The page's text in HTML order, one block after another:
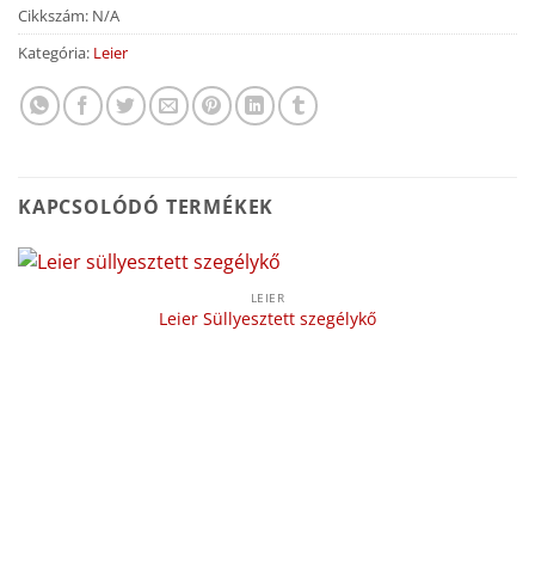
Cikkszám: N/A
Kategória: Leier
KAPCSOLÓDÓ TERMÉKEK
LEIER
Leier Süllyesztett szegélykő